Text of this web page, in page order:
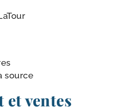
source
et ventes